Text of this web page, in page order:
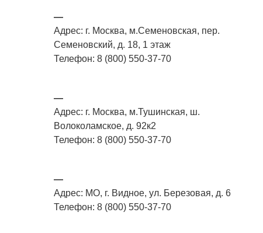
—
Адрес: г. Москва, м.Семеновская, пер.
Семеновский, д. 18, 1 этаж
Телефон: 8 (800) 550-37-70
—
Адрес: г. Москва, м.Тушинская, ш.
Волоколамское, д. 92к2
Телефон: 8 (800) 550-37-70
—
Адрес: МО, г. Видное, ул. Березовая, д. 6
Телефон: 8 (800) 550-37-70